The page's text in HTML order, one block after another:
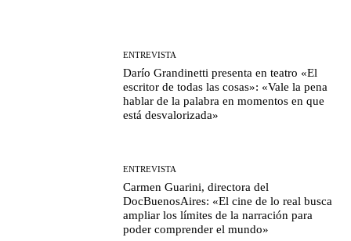
ENTREVISTA
Darío Grandinetti presenta en teatro «El
escritor de todas las cosas»: «Vale la pena
hablar de la palabra en momentos en que
está desvalorizada»
ENTREVISTA
Carmen Guarini, directora del
DocBuenosAires: «El cine de lo real busca
ampliar los límites de la narración para
poder comprender el mundo»